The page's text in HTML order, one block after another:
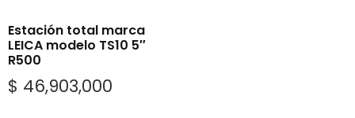
Estación total marca
LEICA modelo TS10 5″
R500
$ 46,903,000